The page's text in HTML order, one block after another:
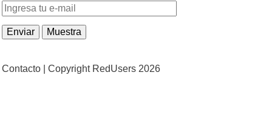
Contacto | Copyright RedUsers 2026